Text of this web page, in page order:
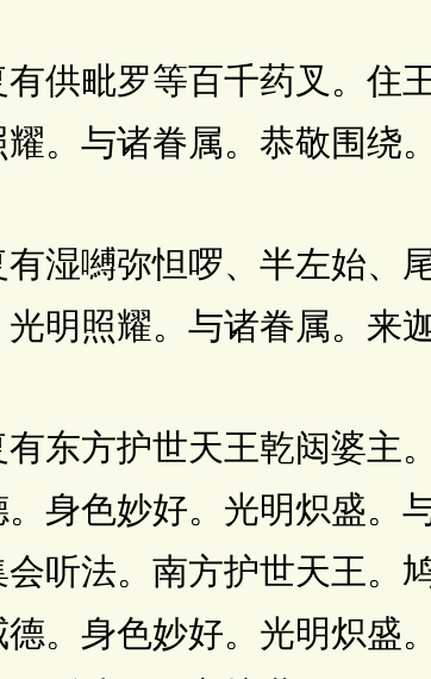
毗罗等百千药叉。住王
。与诸眷属。恭敬围绕
嚩弥怛啰、半左始、尾
光明照耀。与诸眷属。来
方护世天王乾闼婆主。
身色妙好。光明炽盛。
听法。南方护世天王。
德。身色妙好。光明炽盛